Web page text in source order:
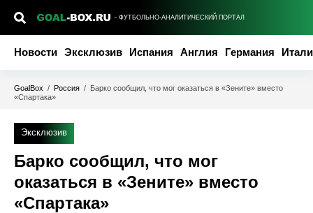
- ФУТБОЛЬНО-АНАЛИТИЧЕСКИЙ ПОРТАЛ
Новости Эксклюзив Испания Англия Германия
GoalBox / Россия / Барко сообщил, что мог оказаться в «Зените» вместо
«Спартака»
Эксклюзив
Барко сообщил, что мог
оказаться в «Зените» вместо
«Спартака»